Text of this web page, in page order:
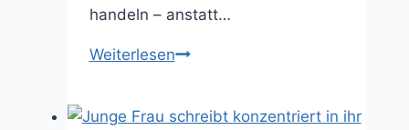
handeln – anstatt…
WeiterlesenDie